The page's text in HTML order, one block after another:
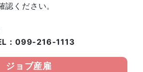
認ください。
：099-216-1113
ジョブ産雇